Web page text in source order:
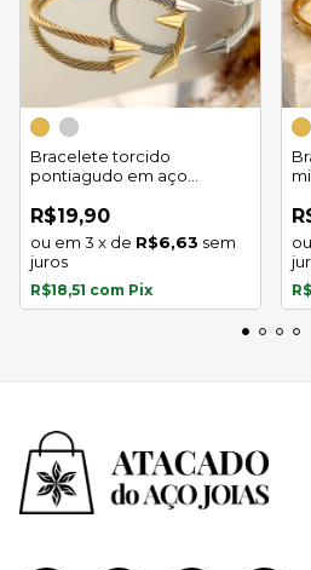
Bracelete torcido
pontiagudo em aço
R$19,90
3 x de R$6,63 sem
juros
R$18,51 com Pix